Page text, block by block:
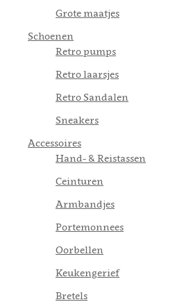
Grote maatjes
Schoenen
Retro pumps
Retro laarsjes
Retro Sandalen
Sneakers
Accessoires
Hand- & Reistassen
Ceinturen
Armbandjes
Portemonnees
Oorbellen
Keukengerief
Bretels